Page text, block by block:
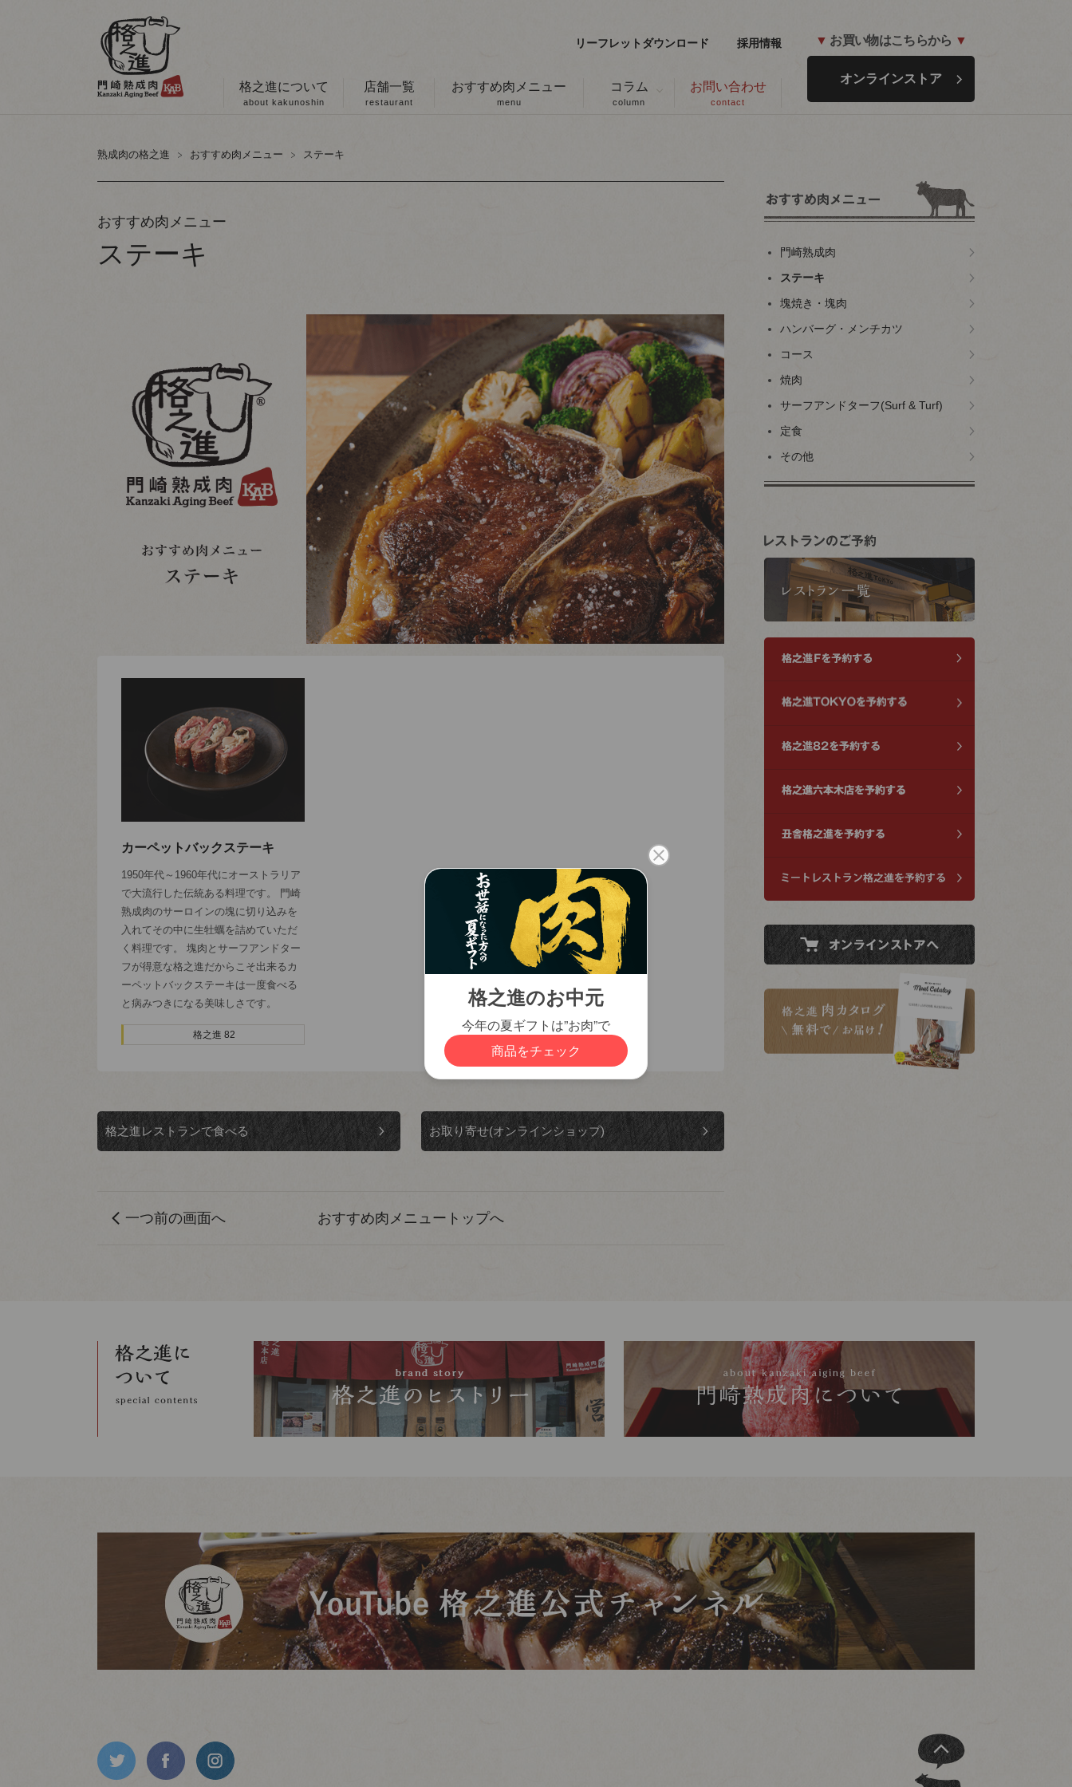
リーフレットダウンロード 採用情報
格之進について
about kakunoshin
店舗一覧
restaurant
おすすめ肉メニュー
menu
コラム
column
お問い合わせ
contact
▼ お買い物はこちらから ▼
オンラインストア
熟成肉の格之進 おすすめ肉メニュー ステーキ
おすすめ肉メニュー
ステーキ
カーペットバックステーキ
1950年代～1960年代にオーストラリア
で大流行した伝統ある料理です。 門崎
熟成肉のサーロインの塊に切り込みを
入れてその中に生牡蠣を詰めていただ
く料理です。 塊肉とサーフアンドター
フが得意な格之進だからこそ出来るカ
ーペットバックステーキは一度食べる
と病みつきになる美味しさです。
格之進 82
格之進レストランで食べる お取り寄せ(オンラインショップ)
一つ前の画面へ おすすめ肉メニュートップへ
門崎熟成肉
ステーキ
塊焼き・塊肉
ハンバーグ・メンチカツ
コース
焼肉
サーフアンドターフ(Surf & Turf)
定食
その他